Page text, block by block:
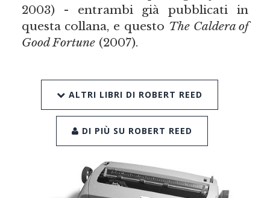
2003) - entrambi già pubblicati in
questa collana, e questo The Caldera of
Good Fortune(2007).
ALTRI LIBRI DI ROBERT REED
DI PIÙ SU ROBERT REED